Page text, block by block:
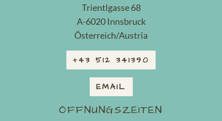
Trientlgasse 68
A-6020 Innsbruck
Österreich/Austria
+43 512 341390
EMAIL
ÖFFNUNGSZEITEN